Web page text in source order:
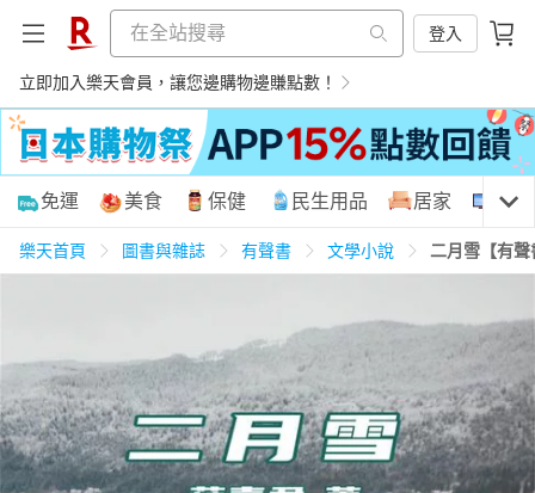
登入
立即加入樂天會員，讓您邊購物邊賺點數！
購物網分類
養生保健 民生用品
居家生活 3C家電 運動休閒 親子玩具
免運 美食 保健 民生用品 居家 3C
樂天首頁 圖書與雜誌 有聲書 文學小說 二月雪【有聲